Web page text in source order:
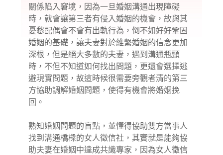
關係陷入窘境，因為一旦婚姻溝通出現障礙
時，就會讓第三者有侵入婚姻的機會，故與其
憂愁配偶會不會有出軌行為，倒不如好好鞏固
婚姻的基礎，讓夫妻對於維繫婚姻的信念更加
深根，但是絕大多數的夫妻，遇到溝通瓶頸
時，不但不知道如何找出問題，更還會選擇逃
避現實問題，故這時候很需要旁觀者清的第三
方協助調解婚姻問題，使得有機會將婚姻挽
回。
熟知婚姻問題的盲點，並懂得協助雙方當事人
找到溝通橋樑的女人徵信社，其實就是能夠協
助夫妻在婚姻中達成共識專家，因為女人徵信